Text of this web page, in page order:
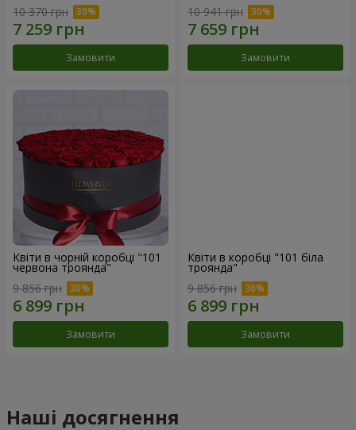
10 370 грн
Замовити
10 941 грн
Замовити
Квіти в чорній коробці "101
червона троянда"
9 856 грн
Замовити
Квіти в коробці "101 біла
троянда"
9 856 грн
Замовити
Наші досягнення